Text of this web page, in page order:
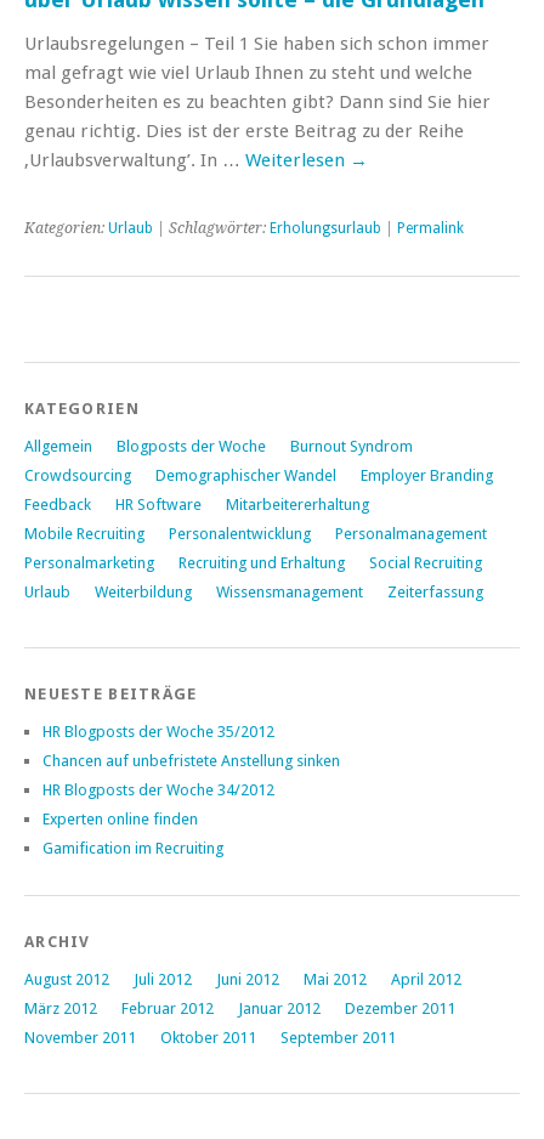
Urlaubsregelungen – Teil 1 Sie haben sich schon immer
mal gefragt wie viel Urlaub Ihnen zu steht und welche
Besonderheiten es zu beachten gibt? Dann sind Sie hier
genau richtig. Dies ist der erste Beitrag zu der Reihe
‚Urlaubsverwaltung’. In … Weiterlesen →
Kategorien: Urlaub | Schlagwörter: Erholungsurlaub Permalink
KATEGORIEN
Allgemein Blogposts der Woche
Burnout Syndrom
Crowdsourcing
Demographischer Wandel
Employer Branding
Feedback
HR Software
Mitarbeitererhaltung
Mobile Recruiting
Personalentwicklung
Personalmanagement
Personalmarketing
Recruiting und Erhaltung
Social Recruiting
Urlaub
Weiterbildung Wissensmanagement Zeiterfassung
NEUESTE BEITRÄGE
HR Blogposts der Woche 35/2012
Chancen auf unbefristete Anstellung sinken
HR Blogposts der Woche 34/2012
Experten online finden
Gamification im Recruiting
ARCHIV
August 2012 Juli 2012 Juni 2012 Mai 2012
April 2012
März 2012
Februar 2012 Januar 2012
Dezember 2011
November 2011
Oktober 2011 September 2011